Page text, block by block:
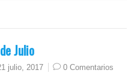
Julio
julio, 2017 0 Comentarios